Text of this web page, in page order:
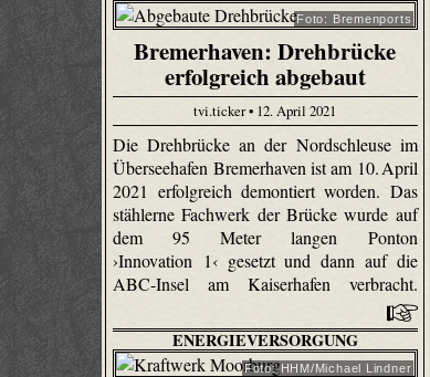
Foto: Bremenports
Bremerhaven: Drehbrücke
erfolgreich abgebaut
tvi.ticker • 12. April 2021
Die Drehbrücke an der Nordschleuse im
Überseehafen Bremerhaven ist am 10. April
2021 erfolgreich demontiert worden. Das
stählerne Fachwerk der Brücke wurde auf
dem 95 Meter langen Ponton
›Innovation 1‹ gesetzt und dann auf die
ABC-Insel am Kaiserhafen verbracht.
ENERGIEVERSORGUNG
Foto: HHM/Michael Lindner